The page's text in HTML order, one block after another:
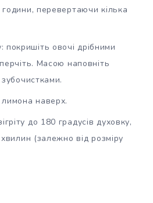
перевертаючи кілька
покришіть овочі дрібними
Масою наповніть
наверх.
до 180 градусів духовку,
(залежно від розміру